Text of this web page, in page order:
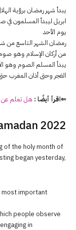
يبدأ شهر رمضان برؤية
ابريل ليبدأ المسلمون
يوم الأحد
رمضان الشهر التاسع من
من أركان الإسلام وهو
يبدأ المسلم الصوم وهو
الفجر وحتى أذان المغرب
⇐اقرأ أيضًا : هل تعلم عن
2022
of the holy month of
began yesterday,
most important
people observe
in